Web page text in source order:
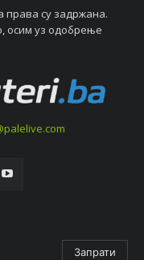
права су задржана.
осим уз одобрeњe
Запрати